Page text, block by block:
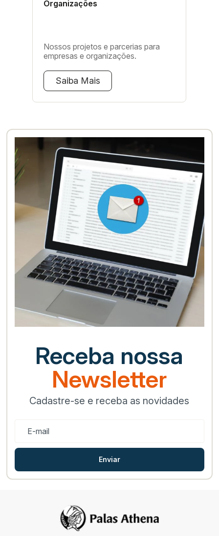
Organizações
Nossos projetos e parcerias para
empresas e organizações.
Saiba Mais
Receba nossa
Newsletter
Cadastre-se e receba as novidades
Enviar